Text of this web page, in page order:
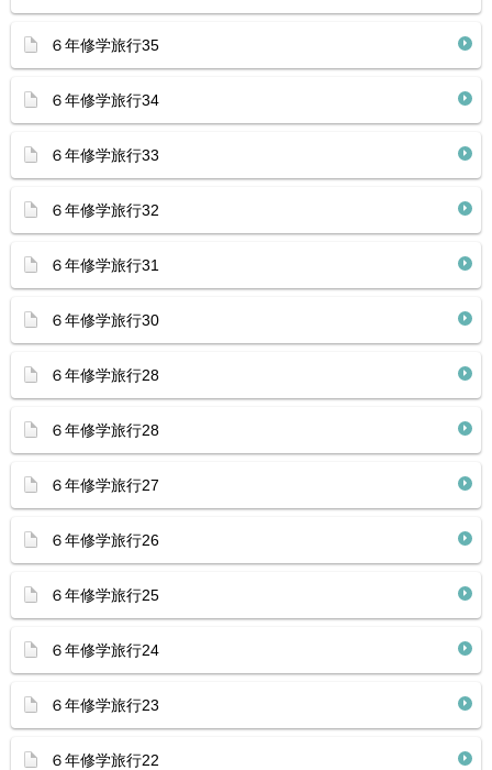
６年修学旅行35
６年修学旅行34
６年修学旅行33
６年修学旅行32
６年修学旅行31
６年修学旅行30
６年修学旅行28
６年修学旅行28
６年修学旅行27
６年修学旅行26
６年修学旅行25
６年修学旅行24
６年修学旅行23
６年修学旅行22